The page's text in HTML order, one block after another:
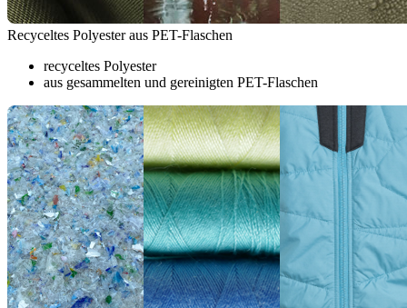
Recyceltes Polyester aus PET-Flaschen
recyceltes Polyester
aus gesammelten und gereinigten PET-Flaschen